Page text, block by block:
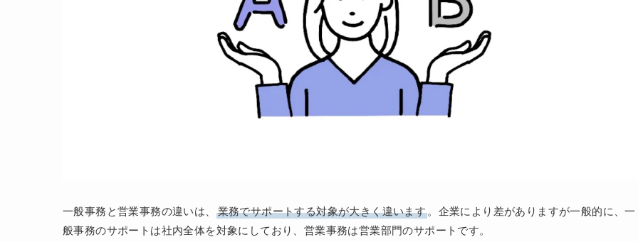
一般事務と営業事務の違いは、 業務でサポートする対象が大きく違います 。企業により差がありますが一般的に、一
般事務のサポートは社内全体を対象にしており、営業事務は営業部門のサポートです。